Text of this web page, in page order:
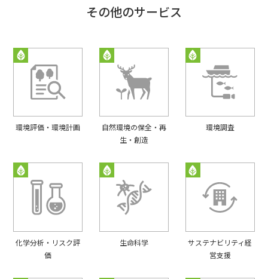
その他のサービス
環境評価・環境計画
自然環境の保全・再
生・創造
環境調査
化学分析・リスク評
価
生命科学
サステナビリティ経
営支援